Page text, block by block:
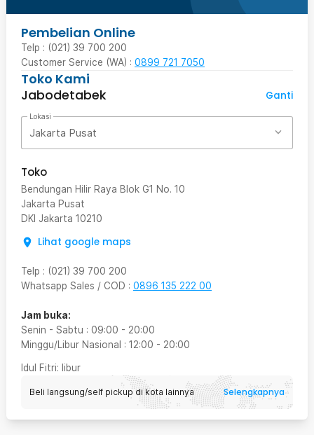
Pembelian Online
Telp : (021) 39 700 200
Customer Service (WA) : 0899 721 7050
Toko Kami
Jabodetabek
Ganti
Lokasi
Jakarta Pusat
Toko
Bendungan Hilir Raya Blok G1 No. 10
Jakarta Pusat
DKI Jakarta 10210
Lihat google maps
Telp : (021) 39 700 200
Whatsapp Sales / COD : 0896 135 222 00
Jam buka:
Senin - Sabtu : 09:00 - 20:00
Minggu/Libur Nasional : 12:00 - 20:00
Idul Fitri: libur
Beli langsung/self pickup di kota lainnya Selengkapnya